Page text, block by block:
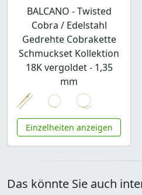
BALCANO - Twisted
Cobra / Edelstahl
Gedrehte Cobrakette
Schmuckset Kollektion
18K vergoldet - 1,35
mm
Einzelheiten anzeigen
Das könnte Sie auch